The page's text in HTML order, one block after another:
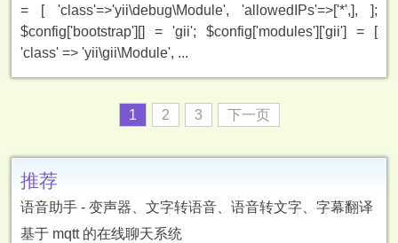
= [ 'class'=>'yii\debug\Module', 'allowedIPs'=>['*',], ];
$config['bootstrap'][] = 'gii'; $config['modules']['gii'] = [
'class' => 'yii\gii\Module', ...
1 2 3 下一页
推荐
语音助手 - 变声器、文字转语音、语音转文字、字幕翻译
基于 mqtt 的在线聊天系统